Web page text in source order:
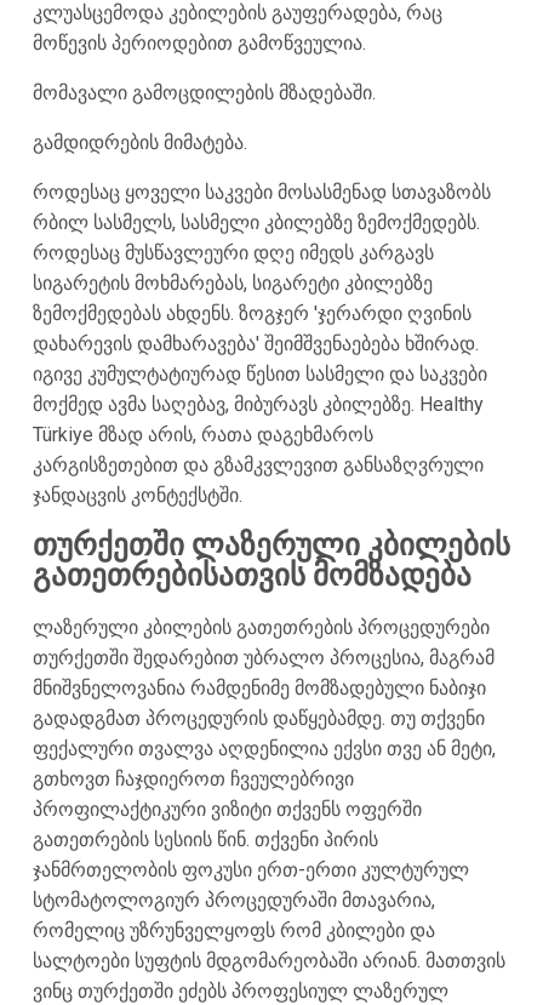
კლუასცემოდა კებილების გაუფერადება, რაც
მოწევის პერიოდებით გამოწვეულია.
მომავალი გამოცდილების მზადებაში.
გამდიდრების მიმატება.
როდესაც ყოველი საკვები მოსასმენად სთავაზობს
რბილ სასმელს, სასმელი კბილებზე ზემოქმედებს.
როდესაც მუსწავლეური დღე იმედს კარგავს
სიგარეტის მოხმარებას, სიგარეტი კბილებზე
ზემოქმედებას ახდენს. ზოგჯერ 'ჯერარდი ღვინის
დახარევის დამხარავება' შეიმშვენაებება ხშირად.
იგივე კუმულტატიურად წესით სასმელი და საკვები
მოქმედ ავმა საღებავ, მიბურავს კბილებზე. Healthy
Türkiye მზად არის, რათა დაგეხმაროს
კარგისზეთებით და გზამკვლევით განსაზღვრული
ჯანდაცვის კონტექსტში.
თურქეთში ლაზერული კბილების
გათეთრებისათვის მომზადება
ლაზერული კბილების გათეთრების პროცედურები
თურქეთში შედარებით უბრალო პროცესია, მაგრამ
მნიშვნელოვანია რამდენიმე მომზადებული ნაბიჯი
გადადგმათ პროცედურის დაწყებამდე. თუ თქვენი
ფექალური თვალვა აღდენილია ექვსი თვე ან მეტი,
გთხოვთ ჩაჯდიეროთ ჩვეულებრივი
პროფილაქტიკური ვიზიტი თქვენს ოფერში
გათეთრების სესიის წინ. თქვენი პირის
ჯანმრთელობის ფოკუსი ერთ-ერთი კულტურულ
სტომატოლოგიურ პროცედურაში მთავარია,
რომელიც უზრუნველყოფს რომ კბილები და
სალტოები სუფტის მდგომარეობაში არიან. მათთვის
ვინც თურქეთში ეძებს პროფესიულ ლაზერულ